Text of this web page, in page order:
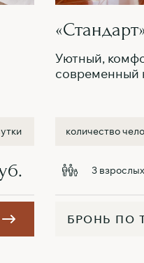
Уютный,
современный
количество
3 взрослых
БРОНЬ П О